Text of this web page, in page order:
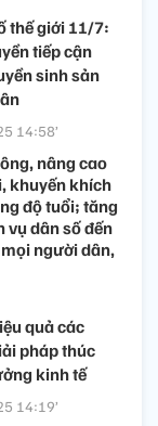
thế giới 11/7:
tiếp cận
sinh sản
14:58’
nâng cao
khuyến khích
độ tuổi; tăng
vụ dân số đến
người dân,
quả các
pháp thúc
kinh tế
14:19’